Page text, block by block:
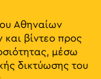
Αθηναίων
βίντεο προς
μέσω
δικτύωσης του